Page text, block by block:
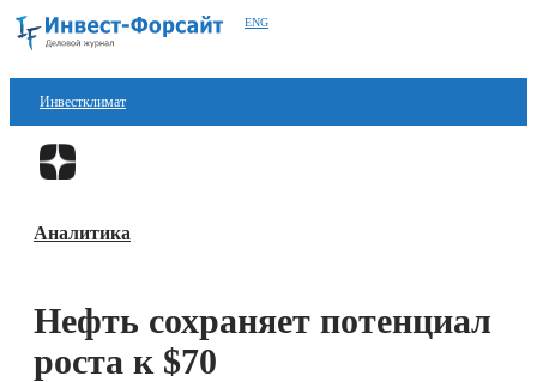
ENG
Инвестклимат
Финансы
Блокчейн
Технологии
Аналитика
Нефть сохраняет потенциал
роста к $70